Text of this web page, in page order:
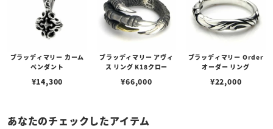
ブラッディマリー カーム
ペンダント
¥14,300
ブラッディマリー アヴィ
ス リング K18クロー
¥66,000
ブラッディマリー Order
オーダー リング
¥22,000
あなたのチェックしたアイテム